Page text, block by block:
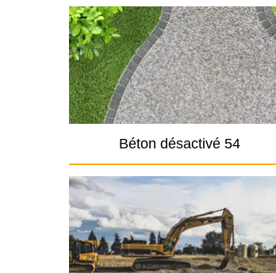
Béton désactivé 54